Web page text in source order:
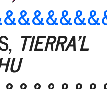
TIERRA'L